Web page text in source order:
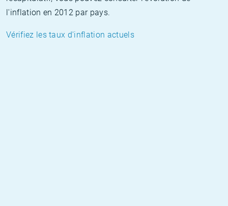
l'inflation en 2012 par pays.
Vérifiez les taux d'inflation actuels